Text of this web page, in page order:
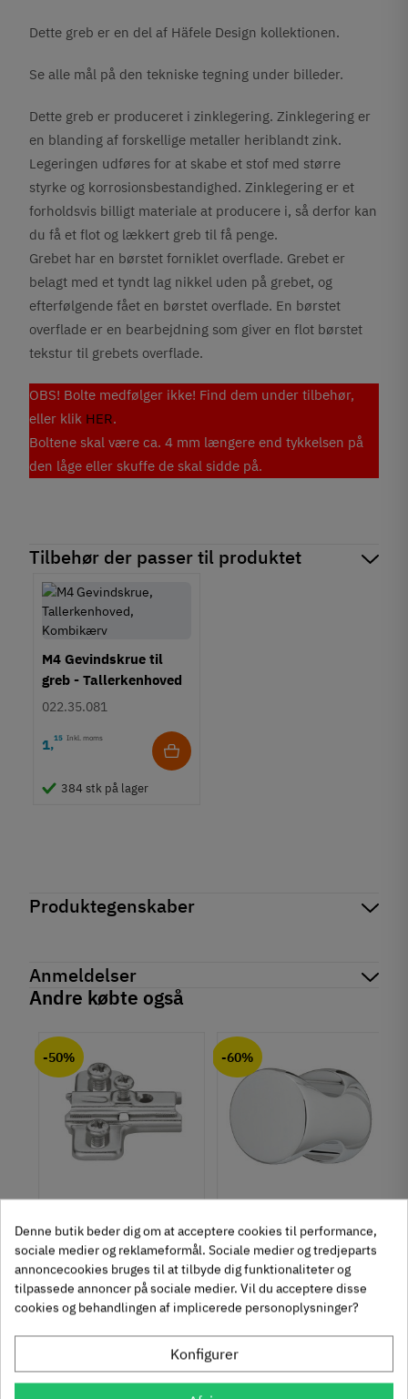
Dette greb er en del af Häfele Design kollektionen.
Se alle mål på den tekniske tegning under billeder.
Dette greb er produceret i zinklegering. Zinklegering er
en blanding af forskellige metaller heriblandt zink.
Legeringen udføres for at skabe et stof med større
styrke og korrosionsbestandighed. Zinklegering er et
forholdsvis billigt materiale at producere i, så derfor kan
du få et flot og lækkert greb til få penge.
Grebet har en børstet forniklet overflade. Grebet er
belagt med et tyndt lag nikkel uden på grebet, og
efterfølgende fået en børstet overflade. En børstet
overflade er en bearbejdning som giver en flot børstet
tekstur til grebets overflade.
OBS! Bolte medfølger ikke! Find dem under tilbehør,
eller klik HER.
Boltene skal være ca. 4 mm længere end tykkelsen på
den låge eller skuffe de skal sidde på.
Tilbehør der passer til produktet
M4 Gevindskrue til
greb - Tallerkenhoved
- Krydskærv
022.35.081
1,15 Inkl. moms
384 stk på lager
Produktegenskaber
Produktinformation
Zinklegering
Overflade
Børstet
Forniklet
Hulafstand
M4 bolt
Type
Bøjlegreb
Stil
Anmeldelser
Andre købte også
-50%
Duomatic SL -
Euroskruer
329.87.510
9,25 kr-50%
4, 63 Inkl. moms
-60%
uddybninger - rustfrit
stål
136.05.009
14,40 kr -60%
5,76 Inkl. moms
Denne butik beder dig om at acceptere cookies til performance,
sociale medier og reklameformål. Sociale medier og tredjeparts
annoncecookies bruges til at tilbyde dig funktionaliteter og
tilpassede annoncer på sociale medier. Vil du acceptere disse
cookies og behandlingen af implicerede personoplysninger?
Konfigurer